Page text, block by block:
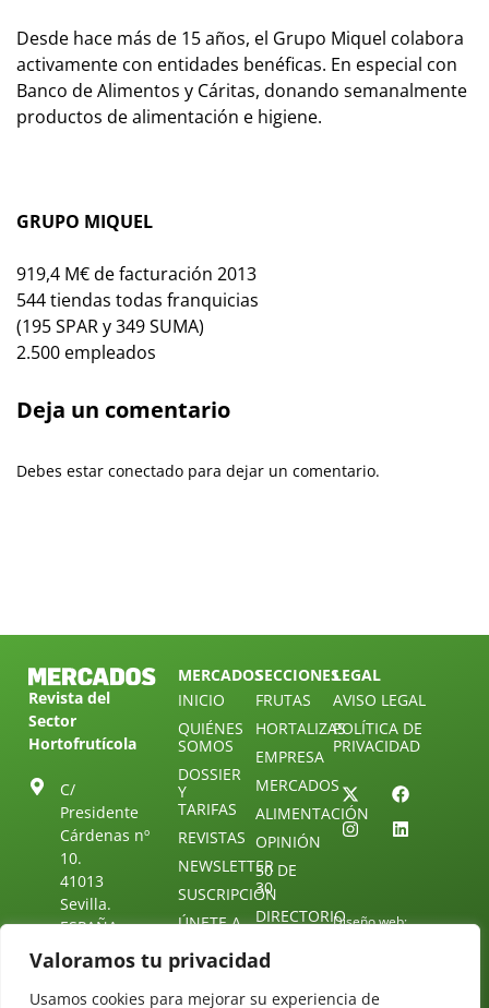
Valoramos tu privacidad
Usamos cookies para mejorar su experiencia de
Desde hace más de 15 años, el Grupo Miquel colabora
activamente con entidades benéficas. En especial con
Banco de Alimentos y Cáritas, donando semanalmente
productos de alimentación e higiene.
GRUPO MIQUEL
919,4 M€ de facturación 2013
544 tiendas todas franquicias
(195 SPAR y 349 SUMA)
2.500 empleados
Deja un comentario
Debes estar conectado para dejar un comentario.
Revista del
Sector
Hortofrutícola
C/
Presidente
Cárdenas nº
10.
41013
Sevilla.
ESPAÑA
Tel: (+34) 954
MERCADOS
INICIO
QUIÉNES
SOMOS
DOSSIER
Y
TARIFAS
REVISTAS
NEWSLETTER
SUSCRIPCIÓN
ÚNETE A
TELEGRAM
SECCIONES
FRUTAS
HORTALIZAS
EMPRESA
MERCADOS
ALIMENTACIÓN
OPINIÓN
30 DE
30
DIRECTORIO
LEGAL
AVISO LEGAL
POLÍTICA DE
PRIVACIDAD
Diseño web: